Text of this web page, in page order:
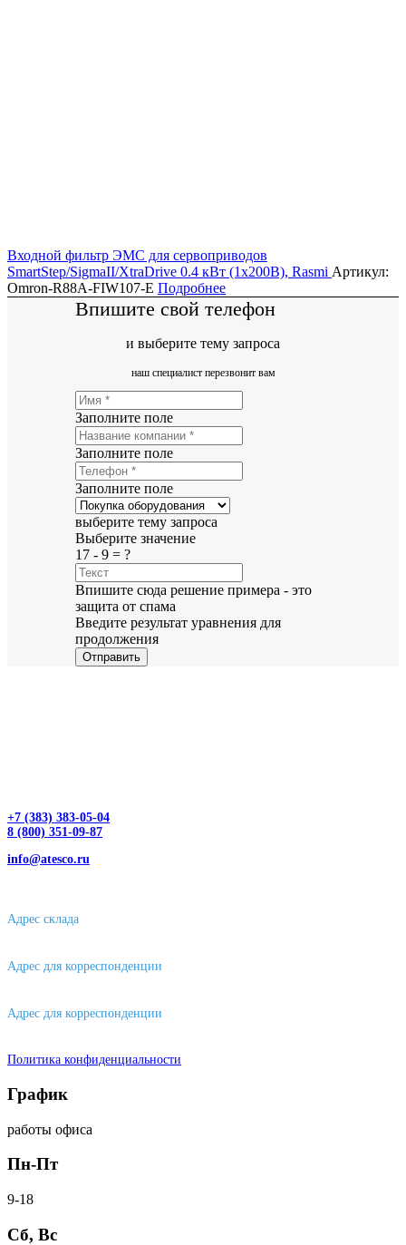
Входной фильтр ЭМС для сервоприводов
SmartStep/SigmaII/XtraDrive 0.4 кВт (1х200В), Rasmi Артикул:
Omron-R88A-FIW107-E Подробнее
Впишите свой телефон
и выберите тему запроса
наш специалист перезвонит вам
Заполните поле
Заполните поле
Заполните поле
выберите тему запроса
Выберите значение
17 - 9 = ?
Впишите сюда решение примера - это
защита от спама
Введите результат уравнения для
продолжения
Отправить
+7 (383) 383-05-04
8 (800) 351-09-87
info@atesco.ru
Адрес склада
Адрес для корреспонденции
Адрес для корреспонденции
Политика конфиденциальности
График
работы офиса
Пн-Пт
9-18
Сб, Вс